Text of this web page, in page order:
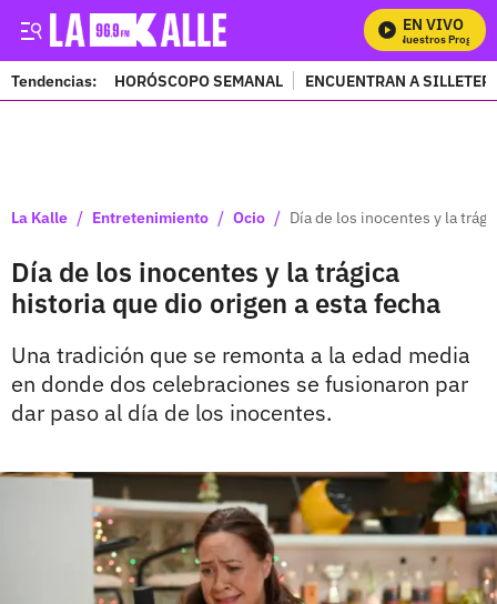
EN VIVO
Mira Todos Nuestros Programas
Tendencias: HORÓSCOPO SEMANAL ENCUENTRAN A
La Kalle / Entretenimiento / Ocio / Día de los inocentes y la
Día de los inocentes y la trágica
historia que dio origen a esta fecha
Una tradición que se remonta a la edad media
en donde dos celebraciones se fusionaron par
dar paso al día de los inocentes.